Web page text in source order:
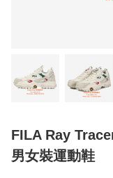
FILA Ray
男女裝運動鞋